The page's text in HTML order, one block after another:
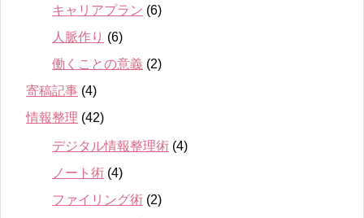
キャリアプラン (6)
人脈作り (6)
働くことの意義 (2)
寄稿記事 (4)
情報整理 (42)
デジタル情報整理術 (4)
ノート術 (4)
ファイリング術 (2)